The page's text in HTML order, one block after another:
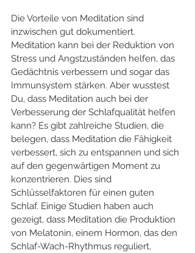
Die Vorteile von Meditation sind
inzwischen gut dokumentiert.
Meditation kann bei der Reduktion von
Stress und Angstzuständen helfen, das
Gedächtnis verbessern und sogar das
Immunsystem stärken. Aber wusstest
Du, dass Meditation auch bei der
Verbesserung der Schlafqualität helfen
kann? Es gibt zahlreiche Studien, die
belegen, dass Meditation die Fähigkeit
verbessert, sich zu entspannen und sich
auf den gegenwärtigen Moment zu
konzentrieren. Dies sind
Schlüsselfaktoren für einen guten
Schlaf. Einige Studien haben auch
gezeigt, dass Meditation die Produktion
von Melatonin, einem Hormon, das den
Schlaf-Wach-Rhythmus reguliert,